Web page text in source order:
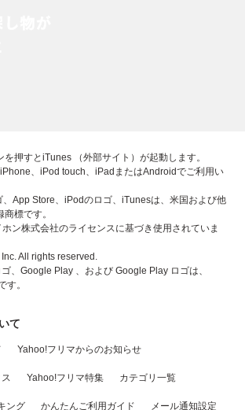
を押すとiTunes （外部サイト）が起動します。
iPhone、iPod touch、iPadまたはAndroidでご利用い
、App Store、iPodのロゴ、iTunesは、米国および他
標です。
ン株式会社のライセンスに基づき使用されていま
All rights reserved.
、Google Play 、および Google Play ロゴは、
す。
て
Yahoo!フリマからのお知らせ
Yahoo!フリマ特集 カテゴリ一覧
ング かんたんご利用ガイド メール通知設定